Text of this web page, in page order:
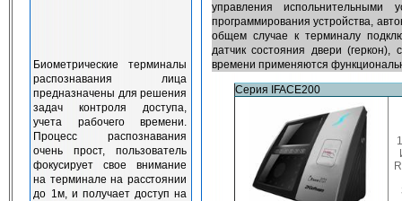
Биометрические терминалы
распознавания лица
предназначены для решения
задач контроля доступа,
учета рабочего времени.
Процесс распознавания
очень прост, пользователь
фокусирует свое внимание
на терминале на расстоянии
до 1м, и получает доступ на
управления
программирования устройства,
общем случае к терминалу
датчик состояния двери
времени применяются
Серия IFACE200